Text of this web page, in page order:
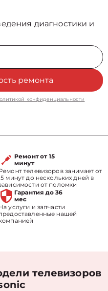
диагностики и
ремонта
конфиденциальности
Ремонт от 15
минут
телевизоров занимает от
минут до нескольких дней в
от поломки
Гарантия до 36
мес
услуги и запчасти
нашей
телевизоров